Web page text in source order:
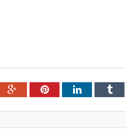
Google+PinterestLinkedIn